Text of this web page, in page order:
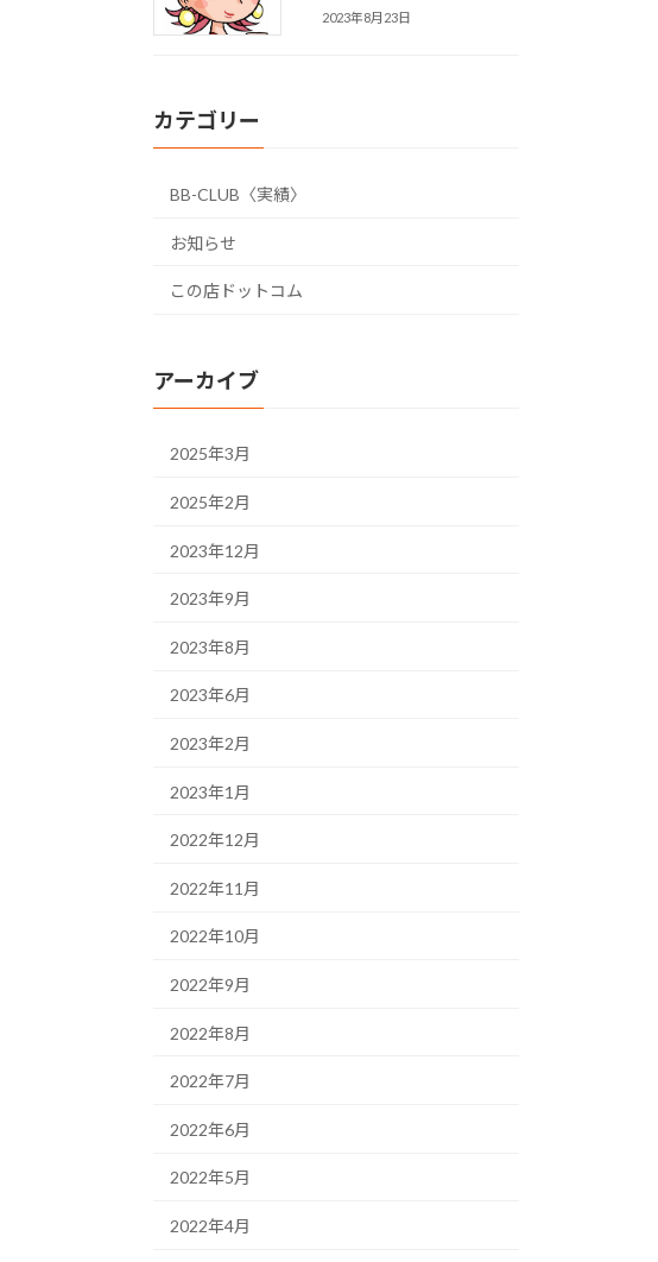
2023年8月23日
カテゴリー
BB-CLUB〈実績〉
お知らせ
この店ドットコム
アーカイブ
2025年3月
2025年2月
2023年12月
2023年9月
2023年8月
2023年6月
2023年2月
2023年1月
2022年12月
2022年11月
2022年10月
2022年9月
2022年8月
2022年7月
2022年6月
2022年5月
2022年4月